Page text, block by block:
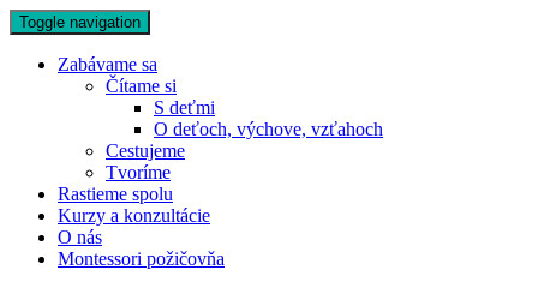
Toggle navigation
Zabávame sa
Čítame si
S deťmi
O deťoch, výchove, vzťahoch
Cestujeme
Tvoríme
Rastieme spolu
Kurzy a konzultácie
O nás
Montessori požičovňa